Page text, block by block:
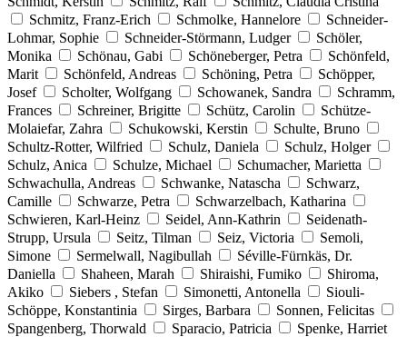
Schmitz, Franz-Erich
Schmolke, Hannelore
Schneider-
Lohmar, Sophie
Schneider-Störmann, Ludger
Schöler,
Monika
Schönau, Gabi Schöneberger, Petra
Schönfeld,
Marit
Schönfeld, Andreas Schöning, Petra
Schöpper,
Josef
Scholter, Wolfgang Schowanek, Sandra
Schramm,
Frances
Schreiner, Brigitte Schütz, Carolin
Schütze-
Molaiefar, Zahra
Schukowski, Kerstin
Schulte, Bruno
Schultz-Rotter, Wilfried
Schulz, Daniela
Schulz, Holger
Schulz, Anica
Schulze, Michael
Schumacher, Marietta
Schwachulla, Andreas
Schwanke, Natascha
Schwarz,
Camille
Schwarze, Petra
Schwarzelbach, Katharina
Schwieren, Karl-Heinz
Seidel, Ann-Kathrin
Seidenath-
Strupp, Ursula
Seitz, Tilman Seiz, Victoria
Semoli,
Simone
Sermelwall, Nagibullah
Séville-Fürnkäs, Dr.
Daniella
Shaheen, Marah Shiraishi, Fumiko
Shiroma,
Akiko
Siebers , Stefan Simonetti, Antonella
Siouli-
Schöppe, Konstantinia
Sirges, Barbara
Sonnen, Felicitas
Spangenberg, Thorwald
Sparacio, Patricia
Spenke, Harriet